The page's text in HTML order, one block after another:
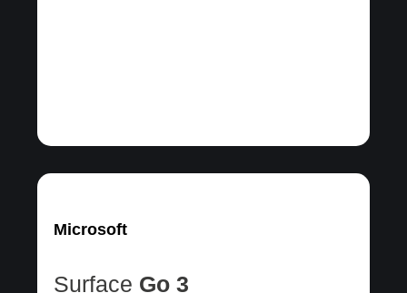
Microsoft
Surface Go 3